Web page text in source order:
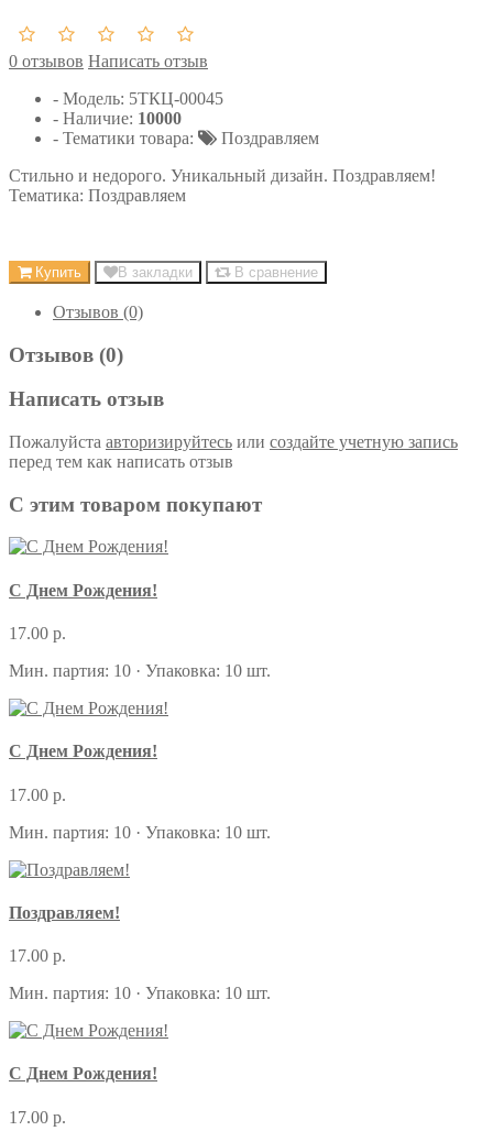
0 отзывов Написать отзыв
- Модель: 5ТКЦ-00045
- Наличие: 10000
- Тематики товара:
Поздравляем
Стильно и недорого. Уникальный дизайн. Поздравляем!
Тематика: Поздравляем
Купить В закладки В сравнение
Отзывов (0)
Отзывов (0)
Написать отзыв
Пожалуйста авторизируйтесь или создайте учетную запись
перед тем как написать отзыв
С этим товаром покупают
С Днем Рождения!
17.00 р.
Мин. партия: 10 · Упаковка: 10 шт.
С Днем Рождения!
17.00 р.
Мин. партия: 10 · Упаковка: 10 шт.
Поздравляем!
17.00 р.
Мин. партия: 10 · Упаковка: 10 шт.
С Днем Рождения!
17.00 р.